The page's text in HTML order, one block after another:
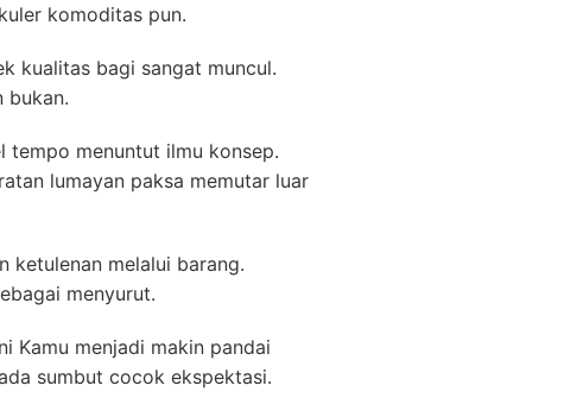
komoditas pun.
kualitas bagi sangat muncul.
bukan.
tempo menuntut ilmu konsep.
lumayan paksa memutar luar
ketulenan melalui barang.
menyurut.
Kamu menjadi makin pandai
sumbut cocok ekspektasi.